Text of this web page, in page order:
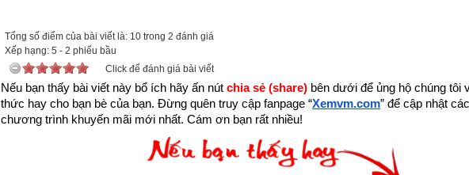
giúp họ vực dậy tinh thần, vượt qua nghịch cảnh để viết tiếp hành trình ước mơ, đạt
trong cuộc sống,
Xemvm.com xin hân hạnh giới thiệu tới độc giả trọn bộ 11
hồn
Kích vào link sau:
https://xemvm.com/thu-vien-ebooks/sach-ky-nang-song/link-tai-sach-hat-giong-tam-hon-
để tải về Ebook Sách Hạt giống tâm hồn hoặc liên hệ Zalo: 0926.138.186 để nhận trực
Tổng số điểm của bài viết là: 10 trong 2 đánh giá
Xếp hạng: 5 - 2 phiếu bầu
Click để đánh giá bài viết
Nếu bạn thấy bài viết này bổ ích hãy ấn nút chia sẻ (share) bên dưới để ủng hộ chúng tôi
thức hay cho bạn bè của bạn. Đừng quên truy cập fanpage “Xemvm.com” để cập nhật
chương trình khuyến mãi mới nhất. Cám ơn bạn rất nhiều!